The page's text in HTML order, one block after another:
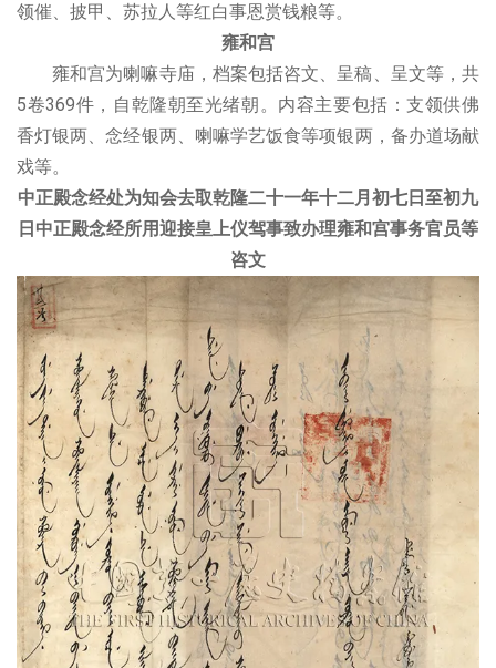
领催、披甲、苏拉人等红白事恩赏钱粮等。
雍和宫
雍和宫为喇嘛寺庙，档案包括咨文、呈稿、呈文等，共
5卷369件，自乾隆朝至光绪朝。内容主要包括：支领供佛
香灯银两、念经银两、喇嘛学艺饭食等项银两，备办道场献
戏等。
中正殿念经处为知会去取乾隆二十一年十二月初七日至初九
日中正殿念经所用迎接皇上仪驾事致办理雍和宫事务官员等
咨文